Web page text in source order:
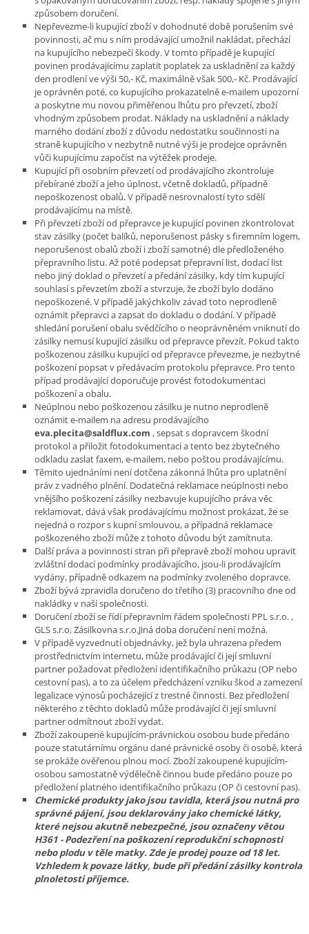
způsobem doručení.
Nepřevezme-li kupující zboží v dohodnuté době porušením své
povinnosti, ač mu s ním prodávající umožnil nakládat, přechází
na kupujícího nebezpečí škody. V tomto případě je kupující
povinen prodávajícímu zaplatit poplatek za uskladnění za každý
den prodlení ve výši 50,- Kč, maximálně však 500,- Kč. Prodávající
je oprávněn poté, co kupujícího prokazatelně e-mailem upozorní
a poskytne mu novou přiměřenou lhůtu pro převzetí, zboží
vhodným způsobem prodat. Náklady na uskladnění a náklady
marného dodání zboží z důvodu nedostatku součinnosti na
straně kupujícího v nezbytně nutné výši je prodejce oprávněn
vůči kupujícímu započíst na výtěžek prodeje.
Kupující při osobním převzetí od prodávajícího zkontroluje
přebírané zboží a jeho úplnost, včetně dokladů, případně
nepoškozenost obalů. V případě nesrovnalostí tyto sdělí
prodávajícímu na místě.
Při převzetí zboží od přepravce je kupující povinen zkontrolovat
stav zásilky (počet balíků, neporušenost pásky s firemním logem,
neporušenost obalů zboží i zboží samotné) dle předloženého
přepravního listu. Až poté podepsat přepravní list, dodací list
nebo jiný doklad o převzetí a předání zásilky, kdy tím kupující
souhlasí s převzetím zboží a stvrzuje, že zboží bylo dodáno
nepoškozené. V případě jakýchkoliv závad toto neprodleně
oznámit přepravci a zapsat do dokladu o dodání. V případě
shledání porušení obalu svědčícího o neoprávněném vniknutí do
zásilky nemusí kupující zásilku od přepravce převzít. Pokud takto
poškozenou zásilku kupující od přepravce převezme, je nezbytné
poškození popsat v předávacím protokolu přepravce. Pro tento
případ prodávající doporučuje provést fotodokumentaci
poškození a obalu.
Neúplnou nebo poškozenou zásilku je nutno neprodleně
oznámit e-mailem na adresu prodávajícího
eva.plecita@saldflux.com , sepsat s dopravcem škodní
protokol a přiložit fotodokumentaci a tento bez zbytečného
odkladu zaslat faxem, e-mailem, nebo poštou prodávajícímu.
Těmito ujednáními není dotčena zákonná lhůta pro uplatnění
práv z vadného plnění. Dodatečná reklamace neúplnosti nebo
vnějšího poškození zásilky nezbavuje kupujícího práva věc
reklamovat, dává však prodávajícímu možnost prokázat, že se
nejedná o rozpor s kupní smlouvou, a případná reklamace
poškozeného zboží může z tohoto důvodu být zamítnuta.
Další práva a povinnosti stran při přepravě zboží mohou upravit
zvláštní dodací podmínky prodávajícího, jsou-li prodávajícím
vydány, případně odkazem na podmínky zvoleného dopravce.
Zboží bývá zpravidla doručeno do třetího (3) pracovního dne od
nakládky v naší společnosti.
Doručení zboží se řídí přepravním řádem společnosti PPL s.r.o. ,
GLS s.r.o, Zásilkovna s.r.o.Jiná doba doručení není možná.
V případě vyzvednutí objednávky, jež byla uhrazena předem
prostřednictvím internetu, může prodávající či její smluvní
partner požadovat předložení identifikačního průkazu (OP nebo
cestovní pas), a to za účelem předcházení vzniku škod a zamezení
legalizace výnosů pocházející z trestné činnosti. Bez předložení
některého z těchto dokladů může prodávající či její smluvní
partner odmítnout zboží vydat.
Zboží zakoupené kupujícím-právnickou osobou bude předáno
pouze statutárnímu orgánu dané právnické osoby či osobě, která
se prokáže ověřenou plnou mocí. Zboží zakoupené kupujícím-
osobou samostatně výdělečně činnou bude předáno pouze po
předložení platného identifikačního průkazu (OP či cestovní pas).
Chemické produkty jako jsou tavidla, která jsou nutná pro
správné pájení, jsou deklarovány jako chemické látky,
které nejsou akutně nebezpečné, jsou označeny větou
H361 - Podezření na poškození reprodukční schopnosti
nebo plodu v těle matky. Zde je prodej pouze od 18 let.
Vzhledem k povaze látky, bude při předání zásilky kontrola
plnoletosti příjemce.